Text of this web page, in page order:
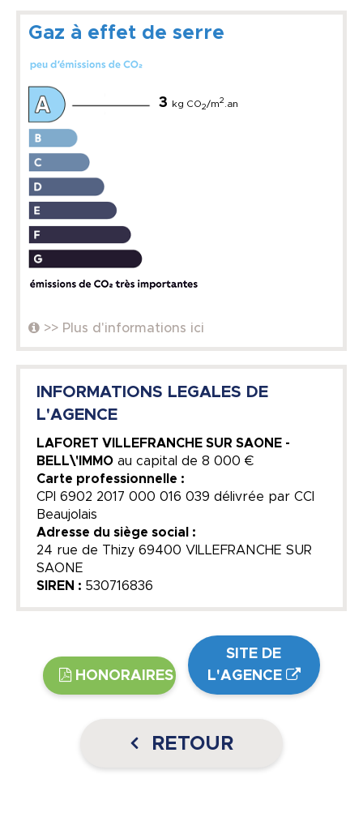
Gaz à effet de serre
3 kg CO2/m2 .an
>> Plus d'informations ici
INFORMATIONS LEGALES DE
L'AGENCE
LAFORET VILLEFRANCHE SUR SAONE -
BELL\'IMMO au capital de 8 000 €
Carte professionnelle :
CPI 6902 2017 000 016 039 délivrée par CCI
Beaujolais
Adresse du siège social :
24 rue de Thizy 69400 VILLEFRANCHE SUR
SAONE
SIREN : 530716836
HONORAIRES
SITE DE
L'AGENCE
RETOUR